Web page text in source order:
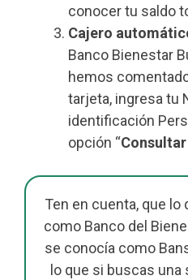
conocer tu saldo
Cajero
Banco Bienestar
hemos
tarjeta, ingresa tu
identificación
opción “
Ten en cuenta, que lo
como Banco del
se conocía como
lo que si buscas una